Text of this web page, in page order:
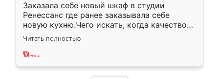
Заказала себе новый шкаф в студии
Ренессанс где ранее заказывала себе
новую кухню.Чего искать, когда качеством
вполне довольна. Служит кухня уже почти
два года, нареканий нет.
Читать полностью